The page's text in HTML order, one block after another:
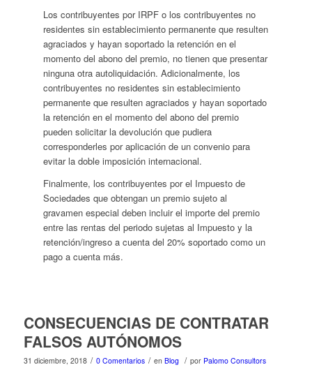
Los contribuyentes por IRPF o los contribuyentes no
residentes sin establecimiento permanente que resulten
agraciados y hayan soportado la retención en el
momento del abono del premio, no tienen que presentar
ninguna otra autoliquidación. Adicionalmente, los
contribuyentes no residentes sin establecimiento
permanente que resulten agraciados y hayan soportado
la retención en el momento del abono del premio
pueden solicitar la devolución que pudiera
corresponderles por aplicación de un convenio para
evitar la doble imposición internacional.
Finalmente, los contribuyentes por el Impuesto de
Sociedades que obtengan un premio sujeto al
gravamen especial deben incluir el importe del premio
entre las rentas del periodo sujetas al Impuesto y la
retención/ingreso a cuenta del 20% soportado como un
pago a cuenta más.
CONSECUENCIAS DE CONTRATAR
FALSOS AUTÓNOMOS
31 diciembre, 2018 / 0 Comentarios / en Blog / por Palomo Consultors